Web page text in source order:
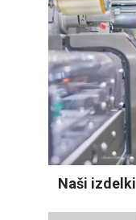
Naši izdelki